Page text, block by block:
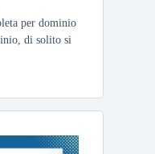
per dominio
di solito si